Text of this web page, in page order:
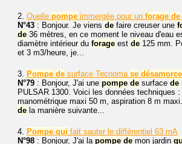
2. Quelle pompe immergée pour un forage de
N°43 : Bonjour. Je viens de faire creuser une
de 36 mètres, en ce moment le niveau d'eau
diamètre intérieur du forage est de 125 mm.
et 3 m3/heure, je...
3. Pompe de surface Tecnoma se désamorce
N°79 : Bonjour, J'ai une pompe de surface de
PULSAR 1300. Voici les données techniques
manométrique maxi 50 m, aspiration 8 m
de la manière suivante...
4. Pompe qui fait sauter le différentiel 63 mA
N°98 : Bonjour, J'ai la pompe de mon jardin